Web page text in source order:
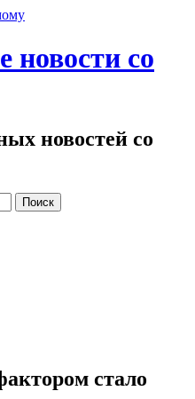
новости со
новостей со
стало